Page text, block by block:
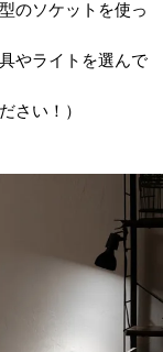
のソケットを使っ
やライトを選んで
さい！）